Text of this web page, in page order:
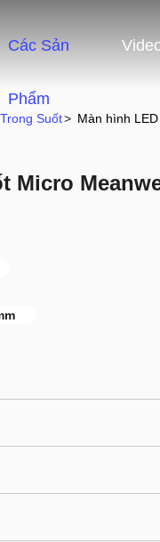
Các Sản
Phẩm
Suốt> Màn hình
Micro